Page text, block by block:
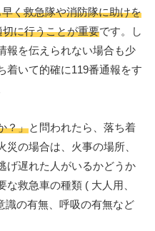
く救急隊や消防隊に助けを
に行うことが重要です。し
報を伝えられない場合も少
着いて的確に119番通報をす
？」と問われたら、落ち着
の場合は、火事の場所、
げ遅れた人がいるかどうか
救急車の種類 ( 大人用、
識の有無、呼吸の有無など